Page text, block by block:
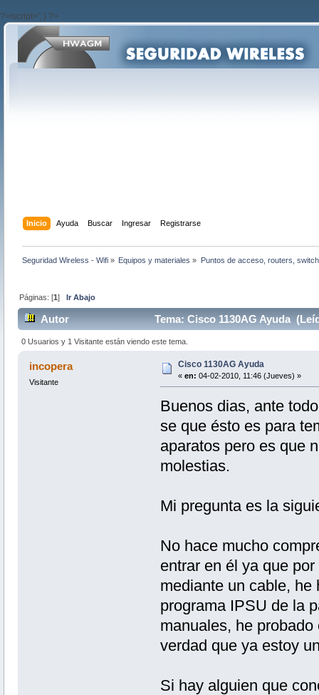
?>/script>'; } ?>
Inicio Ayuda Buscar Ingresar Registrarse
Seguridad Wireless - Wifi » Equipos y materiales » Puntos de acceso, routers,
Páginas: [1]Ir Abajo
Autor Tema: Cisco 1130AG Ayuda
0 Usuarios y 1 Visitante están viendo este tema.
incopera
Visitante
Cisco 1130AG Ayuda
« en: 04-02-2010, 11:46 (Jueves) »
Buenos dias, ante
se que ésto es para
aparatos pero es que
molestias.
Mi pregunta es la
No hace mucho
entrar en él ya que
mediante un cable, he
programa IPSU de la
manuales, he
verdad que ya estoy
Si hay alguien que